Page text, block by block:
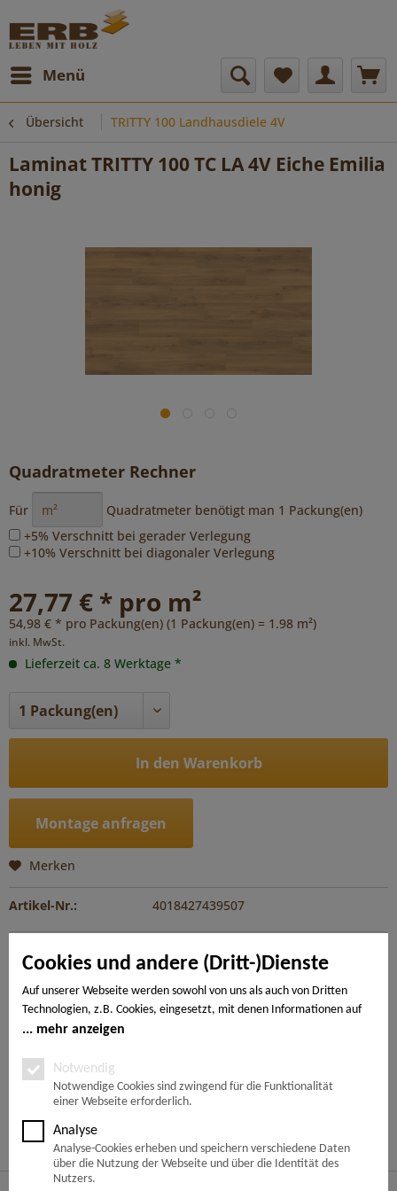
Cookies und andere (Dritt-)Dienste
Auf unserer Webseite werden sowohl von uns als auch von Dritten
Technologien, z.B. Cookies, eingesetzt, mit denen Informationen auf
Ihrem Endgerät gespeichert und/oder von Ihrem Endgerät abgerufen
Notwendige Cookies, Analyse-, Marketing- und Statistik-Cookies. Bei
den notwendigen Cookies handelt es sich um solche, die technisch
notwendig sind, um den von Ihnen gewünschten Dienst
bereitzustellen, die übrigen Cookies werden nur auf Grund einer von
Ihnen erteilten Einwilligung gesetzt. Die Einwilligung ist freiwillig.
Personen, die das 16. Lebensjahr noch nicht vollendet haben,
benötigen die Zustimmung der Sorgeberechtigten. Sie können Ihre
mehr anzeigen
Notwendig
Notwendige Cookies sind zwingend für die Funktionalität
einer Webseite erforderlich.
Analyse
Analyse-Cookies erheben und speichern verschiedene Daten
über die Nutzung der Webseite und über die Identität des
Nutzers.
Menü
Übersicht TRITTY 100 Landhausdiele 4V
Laminat TRITTY 100 TC LA 4V Eiche Emilia
honig
Quadratmeter Rechner
Für Quadratmeter benötigt man 1 Packung(en)
+5% Verschnitt bei gerader Verlegung
+10% Verschnitt bei diagonaler Verlegung
27,77 € * pro m²
54,98 € * pro Packung(en) (1 Packung(en) = 1.98 m²)
inkl. MwSt.
Lieferzeit ca. 8 Werktage *
In den Warenkorb
Montage anfragen
Merken
Artikel-Nr.: 4018427439507
Jetzt wurde die TRITTY 100 um einen weiteren Aspekt
erweitert: Mit einer gemischten Verlegung...mehr
Ähnliche Artikel
Kunden haben sich ebenfalls angesehen